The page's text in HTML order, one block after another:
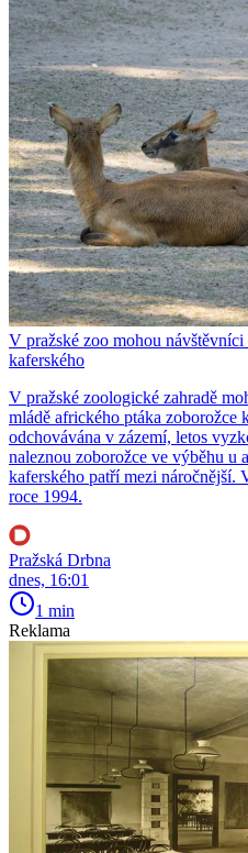
V pražské zoo mohou
kaferského
V pražské zoologické zahradě
mládě afrického ptáka zoborožce
odchovávána v zázemí, letos
naleznou zoborožce ve výběhu u
kaferského patří mezi náročnější.
roce 1994.
Pražská Drbna
dnes, 16:01
1 min
Reklama